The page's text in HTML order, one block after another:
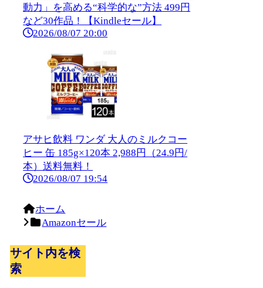
動力」を高める“科学的な”方法 499円
など30作品！【Kindleセール】
2026/08/07 20:00
アサヒ飲料 ワンダ 大人のミルクコー
ヒー 缶 185g×120本 2,988円（24.9円/
本）送料無料！
2026/08/07 19:54
ホーム
Amazonセール
サイト内を検
索